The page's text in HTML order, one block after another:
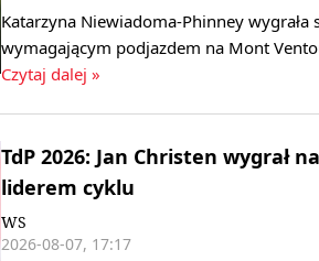
Katarzyna Niewiadoma-Phinney
wymagającym podjazdem na Mont
Czytaj dalej »
TdP 2026: Jan Christen wygrał
liderem cyklu
WS
2026-08-07, 17:17